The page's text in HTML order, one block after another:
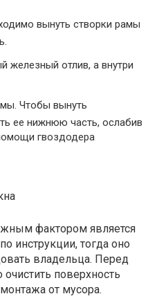
вынуть створки рамы
железный отлив, а внутри
Чтобы вынуть
ее нижнюю часть, ослабив
гвоздодера
фактором является
инструкции, тогда оно
владельца. Перед
поверхность
от мусора.